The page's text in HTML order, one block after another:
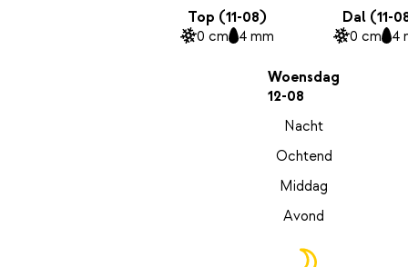
Top (11-08)
0 cm 4 mm
Dal (11-
0 cm 4
Woensdag
12-08
Nacht
Ochtend
Middag
Avond